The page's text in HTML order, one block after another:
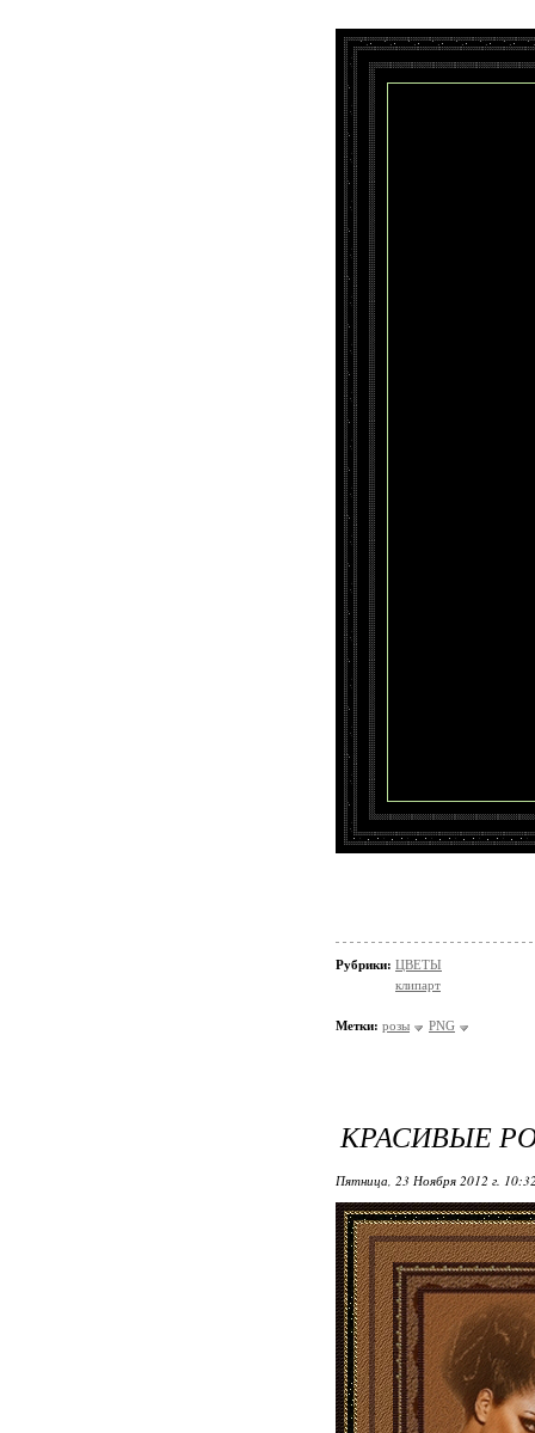
Рубрики: ЦВЕТЫ
клипарт
Метки: розы PNG
КРАСИВЫЕ
Пятница, 23 Ноября 2012 г.